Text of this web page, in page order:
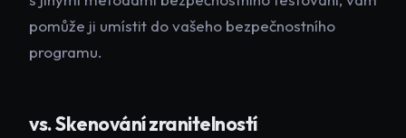
pomůže ji umístit do vašeho bezpečnostního
programu.
vs. Skenování zranitelností